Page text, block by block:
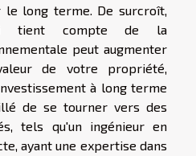
long terme. De surcroît,
tient compte de la
peut augmenter
de votre propriété,
à long terme
de se tourner vers des
tels qu'un ingénieur en
ayant une expertise dans